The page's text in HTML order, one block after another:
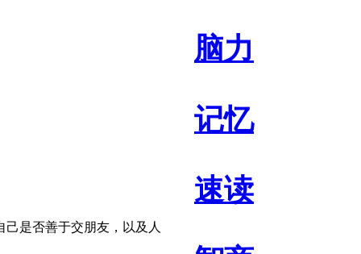
脑力
记忆
速读
是否善于交朋友，以及人